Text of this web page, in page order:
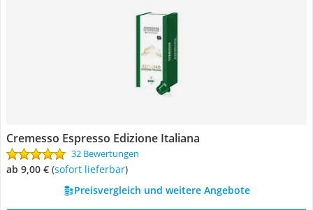
Cremesso Espresso Edizione Italiana
32 Bewertungen
ab 9,00 € ( Sofort lieferbar)
Preisvergleich und weitere Angebote